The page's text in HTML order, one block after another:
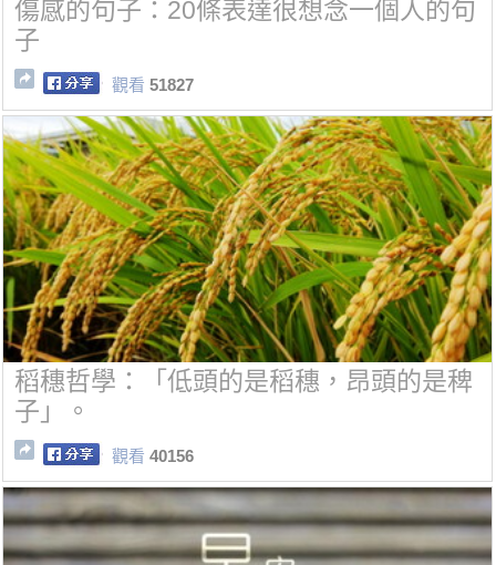
傷感的句子：20條表達很想念一個人的句
子
觀看 51827
稻穗哲學：「低頭的是稻穗，昂頭的是稗
子」。
觀看 40156